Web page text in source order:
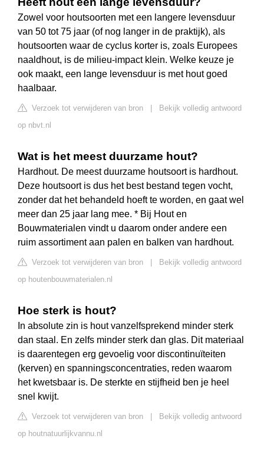
Zowel voor houtsoorten met een langere levensduur
van 50 tot 75 jaar (of nog langer in de praktijk), als
houtsoorten waar de cyclus korter is, zoals Europees
naaldhout, is de milieu-impact klein. Welke keuze je
ook maakt, een lange levensduur is met hout goed
haalbaar.
Verzoek tot verwijderen van bron
Bekijk volledig antwoord
op nbvt.nl
Wat is het meest duurzame hout?
Hardhout. De meest duurzame houtsoort is hardhout.
Deze houtsoort is dus het best bestand tegen vocht,
zonder dat het behandeld hoeft te worden, en gaat wel
meer dan 25 jaar lang mee. * Bij Hout en
Bouwmaterialen vindt u daarom onder andere een
ruim assortiment aan palen en balken van hardhout.
Verzoek tot verwijderen van bron
Bekijk volledig antwoord
op houtenbouwmaterialen.nl
Hoe sterk is hout?
In absolute zin is hout vanzelfsprekend minder sterk
dan staal. En zelfs minder sterk dan glas. Dit materiaal
is daarentegen erg gevoelig voor discontinuïteiten
(kerven) en spanningsconcentraties, reden waarom
het kwetsbaar is. De sterkte en stijfheid ben je heel
snel kwijt.
Verzoek tot verwijderen van bron
Bekijk volledig antwoord
op houtnatuurlijkvannu.nl